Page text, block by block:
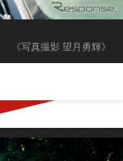
《写真撮影 望月勇輝》